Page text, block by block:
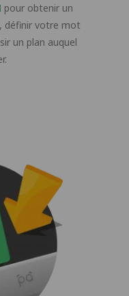
pour obtenir un
définir votre mot
un plan auquel